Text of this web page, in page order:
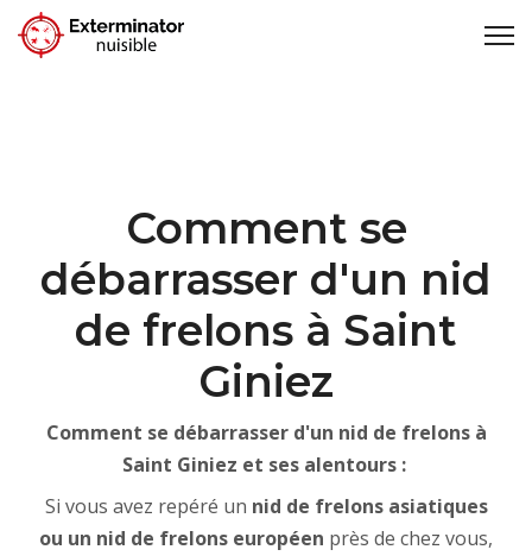
Comment se
débarrasser d'un nid
de frelons à Saint
Giniez
Comment se débarrasser d'un nid de frelons à
Saint Giniez et ses alentours :
Si vous avez repéré un nid de frelons asiatiques
ou un nid de frelons européen près de chez vous,